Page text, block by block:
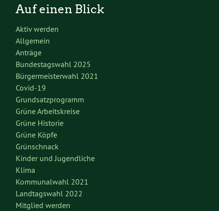
Auf einen Blick
Aktiv werden
Allgemein
Anträge
Bundestagswahl 2025
Bürgermeisterwahl 2021
Covid-19
Grundsatzprogramm
Grüne Arbeitskreise
Grüne Historie
Grüne Köpfe
Grünschnack
Kinder und Jugendliche
Klima
Kommunalwahl 2021
Landtagswahl 2022
Mitglied werden